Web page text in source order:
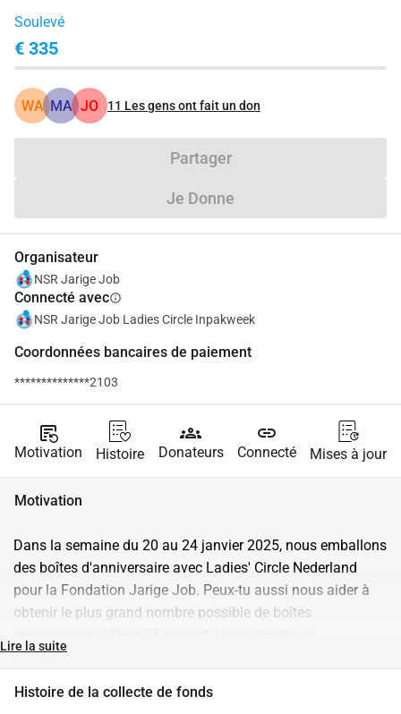
Soulevé
€ 335
WA MA JO 11 Les gens ont fait un don
Partager
Je Donne
Organisateur
NSR Jarige Job
Connecté avecinfo
NSR Jarige Job Ladies Circle Inpakweek
Coordonnées bancaires de paiement
**************2103
source_notes
Motivation Histoire
groups
Donateurs
link
Connecté Mises à jour
Motivation
Dans la semaine du 20 au 24 janvier 2025, nous emballons
des boîtes d'anniversaire avec Ladies' Circle Nederland
pour la Fondation Jarige Job. Peux-tu aussi nous aider à
obtenir le plus grand nombre possible de boîtes
anniversaire possible pour un enfant qui grandit dans la
dessous du seuil de pauvreté. Cela signifie qu'un enfant sur
Lire la suite
Histoire de la collecte de fonds